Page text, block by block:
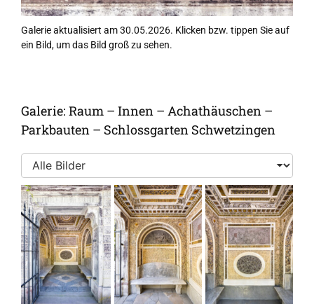
Galerie aktualisiert am 30.05.2026. Klicken bzw. tippen Sie auf
ein Bild, um das Bild groß zu sehen.
Galerie: Raum – Innen – Achathäuschen –
Parkbauten – Schlossgarten Schwetzingen